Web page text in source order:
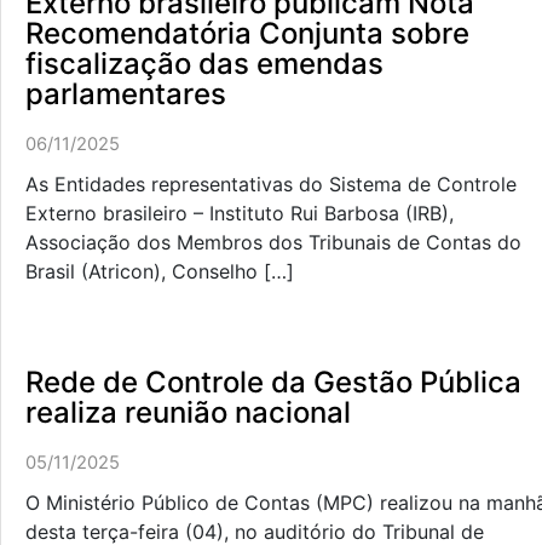
Recomendatória Conjunta sobre
fiscalização das emendas
parlamentares
06/11/2025
As Entidades representativas do Sistema de Controle
Externo brasileiro – Instituto Rui Barbosa (IRB),
Associação dos Membros dos Tribunais de Contas do
Brasil (Atricon), Conselho […]
Rede de Controle da Gestão Pública
realiza reunião nacional
05/11/2025
O Ministério Público de Contas (MPC) realizou na
desta terça-feira (04), no auditório do Tribunal de